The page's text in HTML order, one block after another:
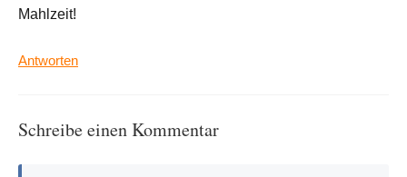
Mahlzeit!
Antworten
Schreibe einen Kommentar